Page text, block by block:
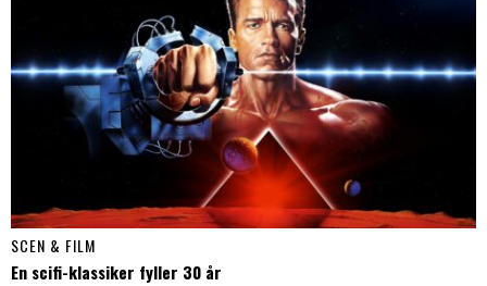
SCEN & FILM
En scifi-klassiker fyller 30 år